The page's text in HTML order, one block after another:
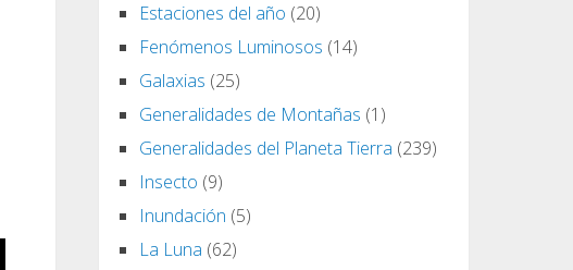
Estaciones del año (20)
Fenómenos Luminosos (14)
Galaxias (25)
Generalidades de Montañas (1)
Generalidades del Planeta Tierra (239)
Insecto (9)
Inundación (5)
La Luna (62)